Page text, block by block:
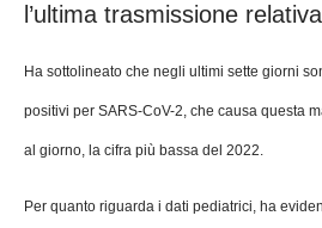
l’ultima trasmissione
Ha sottolineato che negli ultimi sette giorni
positivi per SARS-CoV-2, che causa questa
al giorno, la cifra più bassa del 2022.
Per quanto riguarda i dati pediatrici, ha